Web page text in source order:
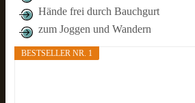
Hände frei durch Bauchgurt
zum Joggen und Wandern
BESTSELLER NR. 1